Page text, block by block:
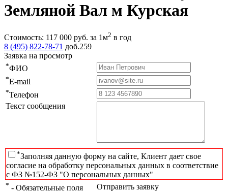
Земляной Вал м Курская
Стоимость: 117 000 руб. за 1м2 в год
8 (495) 822-78-71 доб.259
Заявка на просмотр
*ФИО
*E-mail
*Телефон
Текст сообщения
*Заполняя данную форму на сайте, Клиент дает свое
согласие на обработку персональных данных в соответствие
с ФЗ №152-ФЗ "О персональных данных"
* - Обязательные поля Отправить заявку